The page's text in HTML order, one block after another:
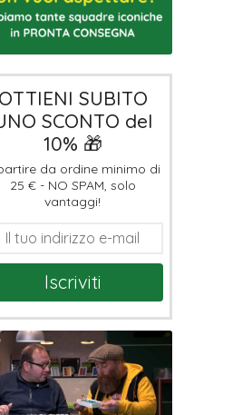
OTTIENI SUBITO
SCONTO del
10% 🎁
da ordine minimo di
25 € - NO SPAM, solo
vantaggi!
Iscriviti